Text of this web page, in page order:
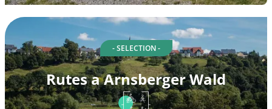
- SELECTION -
Rutes a Arnsberger Wald